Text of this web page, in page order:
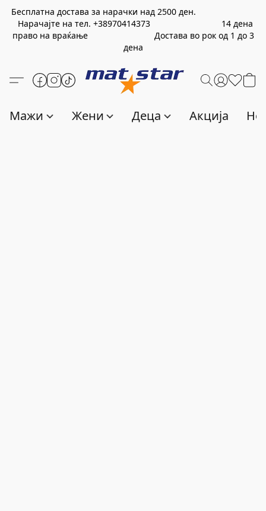
Бесплатна достава за нарачки над 2500 ден.
Нарачајте на тел. +38970414373 14 дена
право на враќање Достава во рок од 1 до 3
дена
Мажи Жени Деца Акција